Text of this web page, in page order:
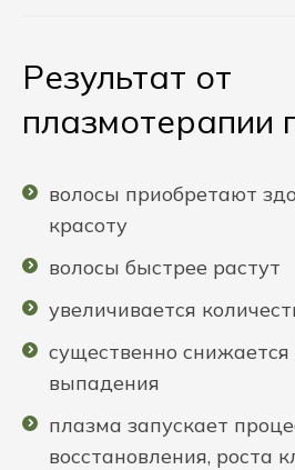
Результат от
плазмотерапии
волосы приобретают
красоту
волосы быстрее растут
увеличивается
существенно снижается
выпадения
плазма запускает
восстановления, роста